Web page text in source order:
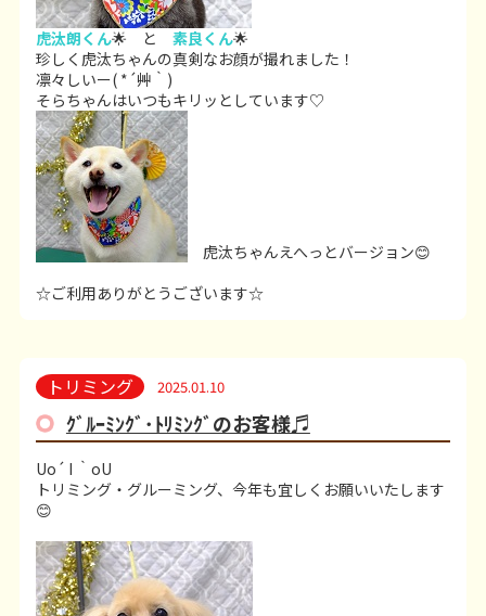
虎汰朗くん🌟 と 素良くん🌟
珍しく虎汰ちゃんの真剣なお顔が撮れました！
凛々しいー( *´艸｀)
そらちゃんはいつもキリッとしています♡
虎汰ちゃんえへっとバージョン😊
☆ご利用ありがとうございます☆
トリミング 2025.01.10
ｸﾞﾙｰﾐﾝｸﾞ･ﾄﾘﾐﾝｸﾞのお客様♬
Uo´ I ｀oU
トリミング・グルーミング、今年も宜しくお願いいたします
😊